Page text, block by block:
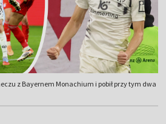
z Bayernem Monachium i pobił przy tym dwa